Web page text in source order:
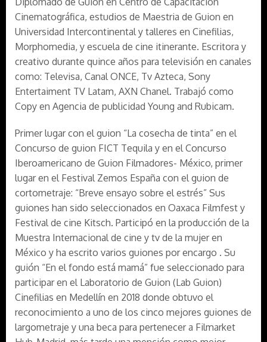
Cinematográfica, estudios de Maestria de Guion en
Universidad Intercontinental y talleres en Cinefilias,
Morphomedia, y escuela de cine itinerante. Escritora y
creativo durante quince años para televisión en canales
como: Televisa, Canal ONCE, Tv Azteca, Sony
Entertaiment TV Latam, AXN Chanel. Trabajó como
Copy en Agencia de publicidad Young and Rubicam.
Primer lugar con el guion “La cosecha de tinta” en el
Concurso de guion FICT Tequila y en el Concurso
Iberoamericano de Guion Filmadores- México, primer
lugar en el Festival Zemos España con el guion de
cortometraje: “Breve ensayo sobre el estrés” Sus
guiones han sido seleccionados en Oaxaca Filmfest y
Festival de cine Kitsch. Participó en la producción de la
Muestra Internacional de cine y tv de la mujer en
México y ha escrito varios guiones por encargo . Su
guión “En el fondo está mamá” fue seleccionado para
participar en el Laboratorio de Guion (Lab Guion)
Cinefilias en Medellín en 2018 donde obtuvo el
reconocimiento a uno de los cinco mejores guiones de
largometraje y una beca para pertenecer a Filmarket